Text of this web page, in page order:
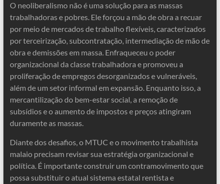
O neoliberalismo não é uma solução para as massas
trabalhadoras e pobres. Ele forçou a mão de obra a recuar
por meio de mercados de trabalho flexíveis, caracterizados
por terceirização, subcontratação, intermediação de mão de
obra e demissões em massa. Enfraqueceu o poder
organizacional da classe trabalhadora e promoveu a
proliferação de empregos desorganizados e vulneráveis,
além de um setor informal em expansão. Enquanto isso, a
mercantilização do bem-estar social, a remoção de
subsídios e o aumento de impostos e preços atingiram
duramente as massas.
Diante dos desafios, o MTUC e o movimento trabalhista
malaio precisam revisar sua estratégia organizacional e
política. É importante construir um contramovimento que
possa substituir o atual sistema estatal rentista e